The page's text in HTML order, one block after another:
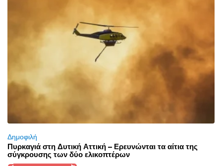
Δημοφιλή
Πυρκαγιά στη Δυτική Αττική – Ερευνώνται τα αίτια της
σύγκρουσης των δύο ελικοπτέρων